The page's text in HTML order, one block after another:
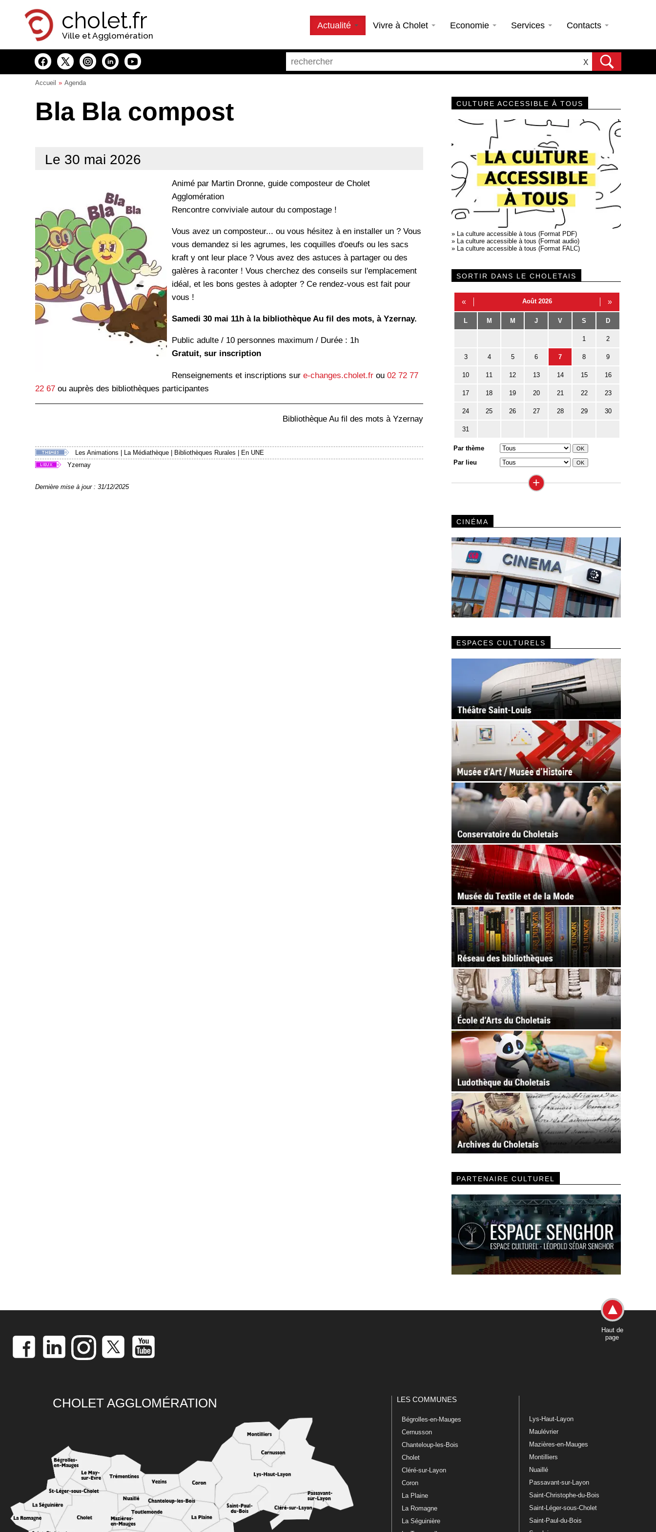
cholet.fr
Ville et Agglomération
Actualité Vivre à Cholet Economie Services Contacts
X
Accueil Agenda
Bla Bla compost
Le 30 mai 2026
Animé par Martin Dronne, guide composteur de Cholet
Agglomération
Rencontre conviviale autour du compostage !
Vous avez un composteur... ou vous hésitez à en installer un ? Vous
vous demandez si les agrumes, les coquilles d'oeufs ou les sacs
kraft y ont leur place ? Vous avez des astuces à partager ou des
galères à raconter ! Vous cherchez des conseils sur l'emplacement
idéal, et les bons gestes à adopter ? Ce rendez-vous est fait pour
vous !
Samedi 30 mai 11h à la bibliothèque Au fil des mots, à Yzernay.
Public adulte / 10 personnes maximum / Durée : 1h
Gratuit, sur inscription
Renseignements et inscriptions sur e-changes.cholet.fr ou 02 72 77
22 67 ou auprès des bibliothèques participantes
Bibliothèque Au fil des mots à Yzernay
Les Animations La Médiathèque Bibliothèques Rurales
En UNE
Yzernay
Dernière mise à jour : 31/12/2025
CULTURE ACCESSIBLE À TOUS
» La culture accessible à tous (Format PDF)
» La culture accessible à tous (Format audio)
» La culture accessible à tous (Format FALC)
SORTIR DANS LE CHOLETAIS
« Août 2026 »
L M M J V S D
1 2
3 4 5 6 7 8 9
10 11 12 13 14 15 16
17 18 19 20 21 22 23
24 25 26 27 28 29 30
31
Par thème
Par lieu
+
CINÉMA
ESPACES CULTURELS
PARTENAIRE CULTUREL
Haut de
page
CHOLET AGGLOMÉRATION LES COMMUNES
Bégrolles-en-Mauges
Cernusson
Chanteloup-les-Bois
Cholet
Cléré-sur-Layon
Coron
La Plaine
La Romagne
La Séguinière
Lys-Haut-Layon
Maulévrier
Mazières-en-Mauges
Montilliers
Nuaillé
Passavant-sur-Layon
Saint-Christophe-du-Bois
Saint-Léger-sous-Cholet
Saint-Paul-du-Bois